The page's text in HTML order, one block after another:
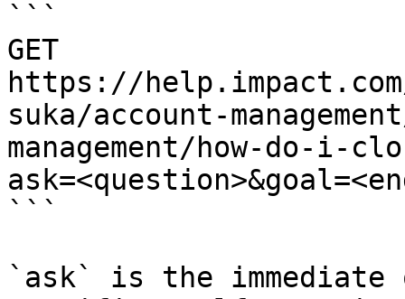
```
GET
https://
suka/account-
management/how-do-i-
```
`ask` is the